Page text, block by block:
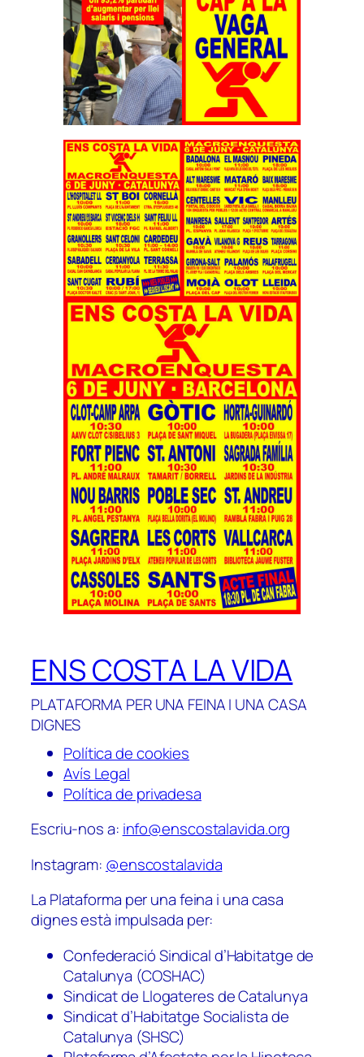
ENS COSTA LA VIDA
PLATAFORMA PER UNA FEINA I UNA CASA
DIGNES
Política de cookies
Avís Legal
Política de privadesa
Escriu-nos a: info@enscostalavida.org
Instagram: @enscostalavida
La Plataforma per una feina i una casa
dignes està impulsada per:
Confederació Sindical d’Habitatge de
Catalunya (COSHAC)
Sindicat de Llogateres de Catalunya
Sindicat d’Habitatge Socialista de
Catalunya (SHSC)